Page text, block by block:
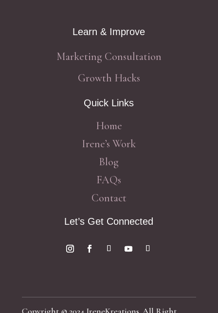
Learn & Improve
Marketing Consultation
Growth Hacks
Quick Links
Home
Irene’s Work
Blog
FAQs
Contact
Let’s Get Connected